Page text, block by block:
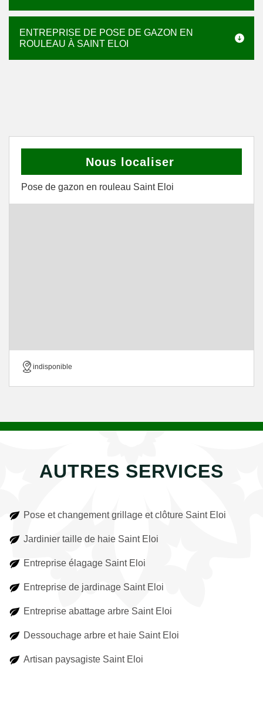
ENTREPRISE DE POSE DE GAZON EN
ROULEAU À SAINT ELOI
Nous localiser
Pose de gazon en rouleau Saint Eloi
indisponible
AUTRES SERVICES
Pose et changement grillage et clôture Saint Eloi
Jardinier taille de haie Saint Eloi
Entreprise élagage Saint Eloi
Entreprise de jardinage Saint Eloi
Entreprise abattage arbre Saint Eloi
Dessouchage arbre et haie Saint Eloi
Artisan paysagiste Saint Eloi